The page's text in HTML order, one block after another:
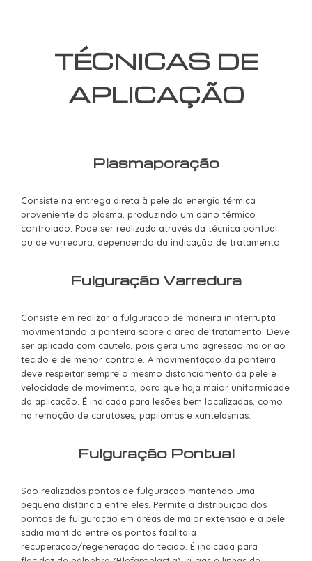
TÉCNICAS DE
APLICAÇÃO
Plasmaporação
Consiste na entrega direta à pele da energia térmica
proveniente do plasma, produzindo um dano térmico
controlado. Pode ser realizada através da técnica pontual
ou de varredura, dependendo da indicação de tratamento.
Fulguração Varredura
Consiste em realizar a fulguração de maneira ininterrupta
movimentando a ponteira sobre a área de tratamento. Deve
ser aplicada com cautela, pois gera uma agressão maior ao
tecido e de menor controle. A movimentação da ponteira
deve respeitar sempre o mesmo distanciamento da pele e
velocidade de movimento, para que haja maior uniformidade
da aplicação. É indicada para lesões bem localizadas, como
na remoção de caratoses, papilomas e xantelasmas.
Fulguração Pontual
São realizados pontos de fulguração mantendo uma
pequena distância entre eles. Permite a distribuição dos
pontos de fulguração em áreas de maior extensão e a pele
sadia mantida entre os pontos facilita a
recuperação/regeneração do tecido. É indicada para